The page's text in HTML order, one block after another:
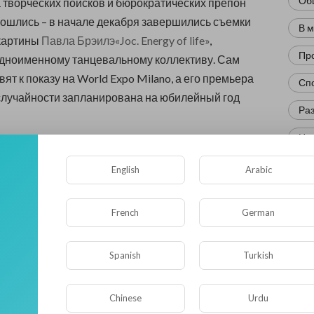
– в начале декабря завершились съемки
Павла Брэилэ«Joc. Energy of life»,
танцевальному коллективу. Сам
к показу на World Expo Milano, а его премьера
запланирована на юбилейный год
о съемках можно узнать тут...
• 0 Комментарии
В
English Arabic
French German
Spanish Turkish
Chinese Urdu